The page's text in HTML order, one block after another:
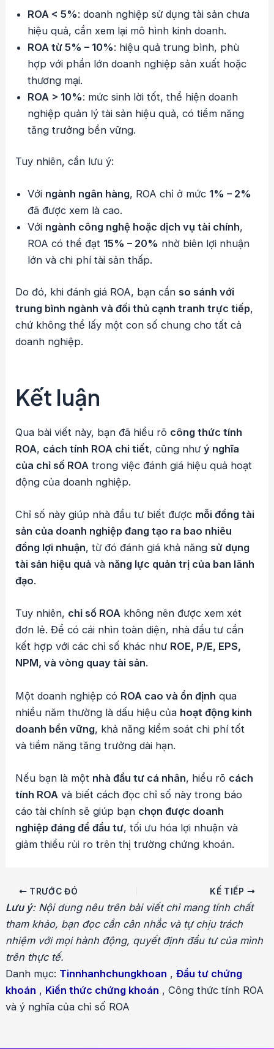
ROA < 5%: doanh nghiệp sử dụng tài sản chưa
hiệu quả, cần xem lại mô hình kinh doanh.
ROA từ 5% – 10%: hiệu quả trung bình, phù
hợp với phần lớn doanh nghiệp sản xuất hoặc
thương mại.
ROA > 10%: mức sinh lời tốt, thể hiện doanh
nghiệp quản lý tài sản hiệu quả, có tiềm năng
tăng trưởng bền vững.
Tuy nhiên, cần lưu ý:
Với ngành ngân hàng, ROA chỉ ở mức 1% – 2%
đã được xem là cao.
Với ngành công nghệ hoặc dịch vụ tài chính,
ROA có thể đạt 15% – 20% nhờ biên lợi nhuận
lớn và chi phí tài sản thấp.
Do đó, khi đánh giá ROA, bạn cần so sánh với
trung bình ngành và đối thủ cạnh tranh trực tiếp,
chứ không thể lấy một con số chung cho tất cả
doanh nghiệp.
Kết luận
Qua bài viết này, bạn đã hiểu rõ công thức tính
ROA, cách tính ROA chi tiết, cũng nhưý nghĩa
của chỉ số ROA trong việc đánh giá hiệu quả hoạt
động của doanh nghiệp.
Chỉ số này giúp nhà đầu tư biết được mỗi đồng tài
sản của doanh nghiệp đang tạo ra bao nhiêu
đồng lợi nhuận, từ đó đánh giá khả năng sử dụng
tài sản hiệu quả và năng lực quản trị của ban lãnh
đạo.
Tuy nhiên, chỉ số ROA không nên được xem xét
đơn lẻ. Để có cái nhìn toàn diện, nhà đầu tư cần
kết hợp với các chỉ số khác như ROE, P/E, EPS,
NPM, và vòng quay tài sản.
Một doanh nghiệp có ROA cao và ổn định qua
nhiều năm thường là dấu hiệu của hoạt động kinh
doanh bền vững, khả năng kiểm soát chi phí tốt
và tiềm năng tăng trưởng dài hạn.
Nếu bạn là một nhà đầu tư cá nhân, hiểu rõ cách
tính ROA và biết cách đọc chỉ số này trong báo
cáo tài chính sẽ giúp bạn chọn được doanh
nghiệp đáng để đầu tư, tối ưu hóa lợi nhuận và
giảm thiểu rủi ro trên thị trường chứng khoán.
Điều
hướng
bài
viết
TRƯỚC ĐÓ KẾ TIẾP
Lưu ý: Nội dung nêu trên bài viết chỉ mang tính chất
tham khảo, bạn đọc cần cân nhắc và tự chịu trách
nhiệm với mọi hành động, quyết định đầu tư của mình
trên thực tế.
Danh mục: Tinnhanhchungkhoan , Đầu tư chứng
khoán , Kiến thức chứng khoán , Công thức tính ROA
và ý nghĩa của chỉ số ROA